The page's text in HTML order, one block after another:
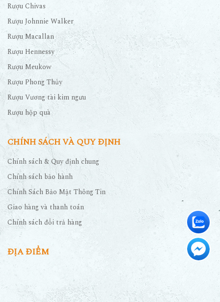
Rượu Chivas
Rượu Johnnie Walker
Rượu Macallan
Rượu Hennessy
Rượu Meukow
Rượu Phong Thủy
Rượu Vương tài kim ngưu
Rượu hộp quà
CHÍNH SÁCH VÀ QUY ĐỊNH
Chính sách & Quy định chung
Chính sách bảo hành
Chính Sách Bảo Mật Thông Tin
Giao hàng và thanh toán
Chính sách đổi trả hàng
ĐỊA ĐIỂM